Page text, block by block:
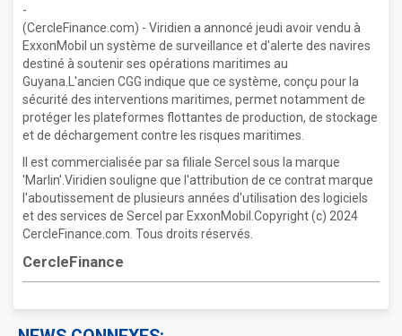
-
(CercleFinance.com) - Viridien a annoncé jeudi avoir vendu à
ExxonMobil un système de surveillance et d'alerte des navires
destiné à soutenir ses opérations maritimes au
Guyana.L'ancien CGG indique que ce système, conçu pour la
sécurité des interventions maritimes, permet notamment de
protéger les plateformes flottantes de production, de stockage
et de déchargement contre les risques maritimes.
Il est commercialisée par sa filiale Sercel sous la marque
'Marlin'.Viridien souligne que l'attribution de ce contrat marque
l'aboutissement de plusieurs années d'utilisation des logiciels
et des services de Sercel par ExxonMobil.Copyright (c) 2024
CercleFinance.com. Tous droits réservés.
CercleFinance